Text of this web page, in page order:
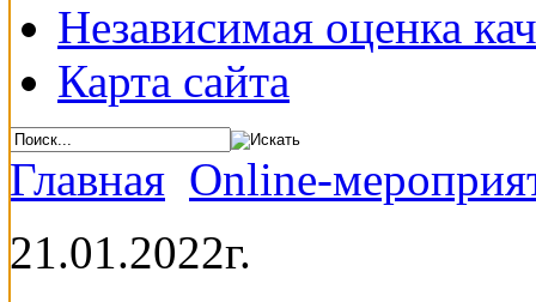
Независимая оценка
Карта сайта
Главная Online-
21.01.2022г.